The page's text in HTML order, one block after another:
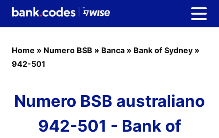
Home » Numero BSB » Banca » Bank of Sydney »
942-501
Numero BSB australiano
942-501 - Bank of